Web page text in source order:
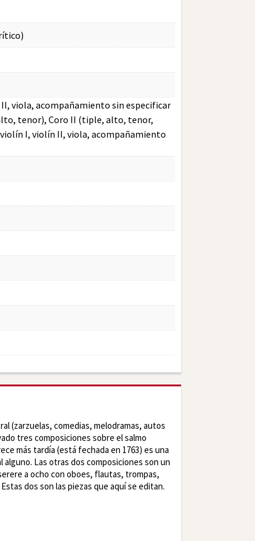
viola, acompañamiento sin especificar
tenor), Coro II (tiple, alto, tenor,
I, violín II, viola, acompañamiento
(zarzuelas, comedias, melodramas, autos
tres composiciones sobre el salmo
más tardía (está fechada en 1763) es una
Las otras dos composiciones son un
a ocho con oboes, flautas, trompas,
dos son las piezas que aquí se editan.